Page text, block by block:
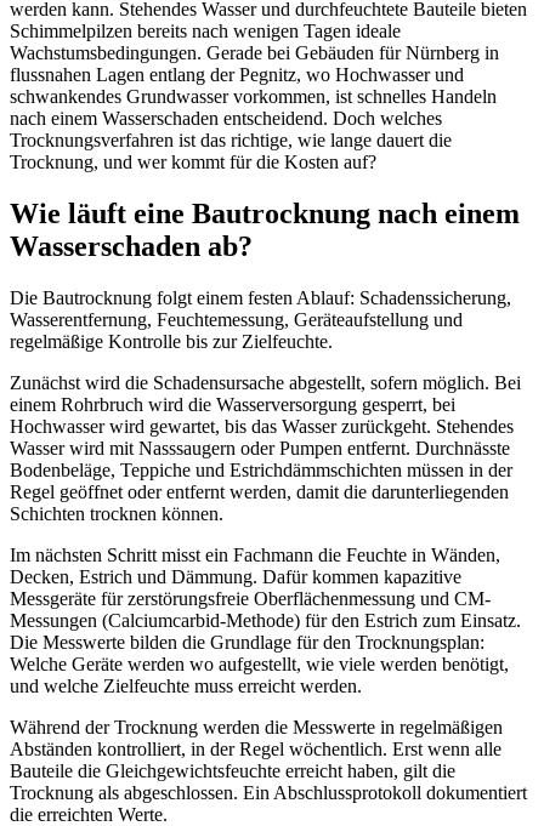
werden kann. Stehendes Wasser und durchfeuchtete Bauteile bieten
Schimmelpilzen bereits nach wenigen Tagen ideale
Wachstumsbedingungen. Gerade bei Gebäuden für Nürnberg in
flussnahen Lagen entlang der Pegnitz, wo Hochwasser und
schwankendes Grundwasser vorkommen, ist schnelles Handeln
nach einem Wasserschaden entscheidend. Doch welches
Trocknungsverfahren ist das richtige, wie lange dauert die
Trocknung, und wer kommt für die Kosten auf?
Wie läuft eine Bautrocknung nach einem
Wasserschaden ab?
Die Bautrocknung folgt einem festen Ablauf: Schadenssicherung,
Wasserentfernung, Feuchtemessung, Geräteaufstellung und
regelmäßige Kontrolle bis zur Zielfeuchte.
Zunächst wird die Schadensursache abgestellt, sofern möglich. Bei
einem Rohrbruch wird die Wasserversorgung gesperrt, bei
Hochwasser wird gewartet, bis das Wasser zurückgeht. Stehendes
Wasser wird mit Nasssaugern oder Pumpen entfernt. Durchnässte
Bodenbeläge, Teppiche und Estrichdämmschichten müssen in der
Regel geöffnet oder entfernt werden, damit die darunterliegenden
Schichten trocknen können.
Im nächsten Schritt misst ein Fachmann die Feuchte in Wänden,
Decken, Estrich und Dämmung. Dafür kommen kapazitive
Messgeräte für zerstörungsfreie Oberflächenmessung und CM-
Messungen (Calciumcarbid-Methode) für den Estrich zum Einsatz.
Die Messwerte bilden die Grundlage für den Trocknungsplan:
Welche Geräte werden wo aufgestellt, wie viele werden benötigt,
und welche Zielfeuchte muss erreicht werden.
Während der Trocknung werden die Messwerte in regelmäßigen
Abständen kontrolliert, in der Regel wöchentlich. Erst wenn alle
Bauteile die Gleichgewichtsfeuchte erreicht haben, gilt die
Trocknung als abgeschlossen. Ein Abschlussprotokoll dokumentiert
die erreichten Werte.